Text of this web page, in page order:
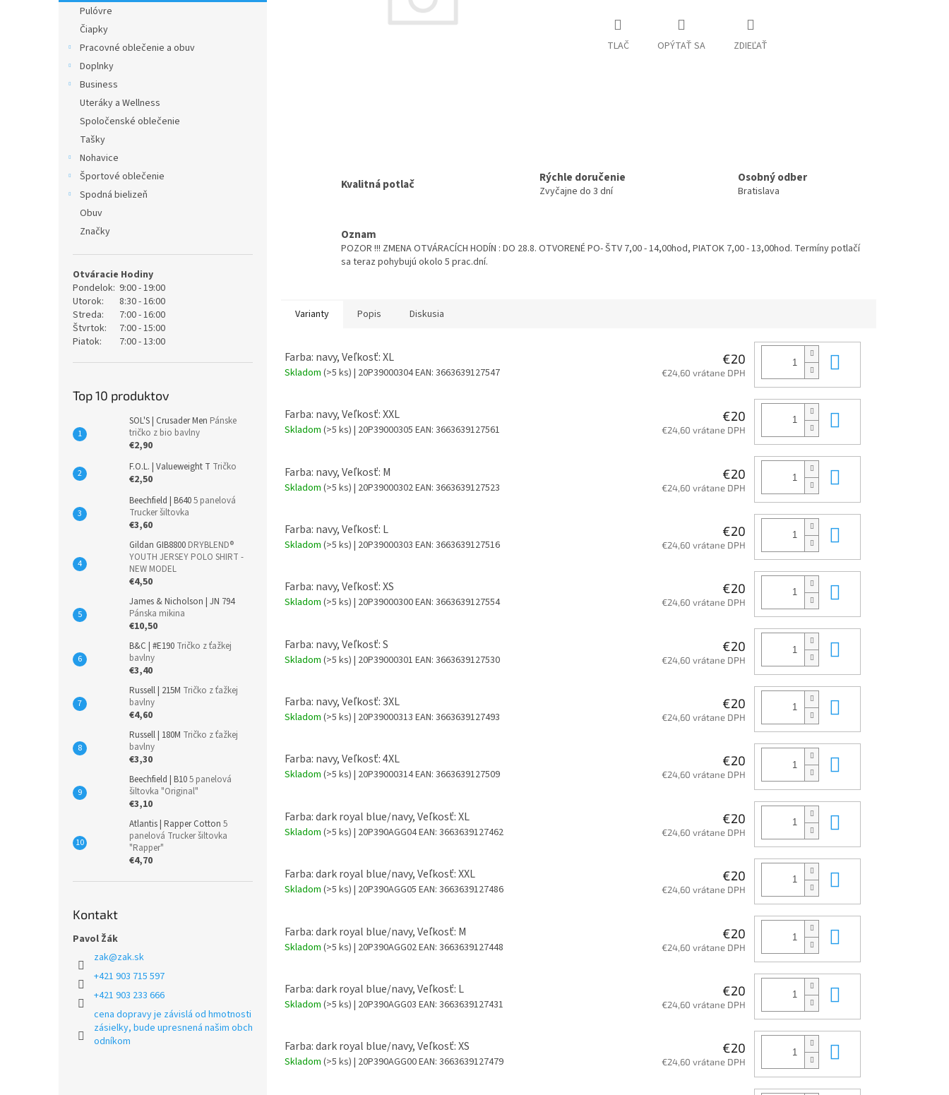
Pulóvre
Čiapky
Pracovné oblečenie a obuv
Doplnky
Business
Uteráky a Wellness
Spoločenské oblečenie
Tašky
Nohavice
Športové oblečenie
Spodná bielizeň
Obuv
Značky
Otváracie Hodiny
Pondelok: 9:00 - 19:00
Utorok:
8:30 - 16:00
Streda:
7:00 - 16:00
Štvrtok:
7:00 - 15:00
Piatok:
7:00 - 13:00
Top 10 produktov
SOL'S | Crusader Men Pánske
tričko z bio bavlny
€2,90
F.O.L. | Valueweight T Tričko
€2,50
Beechfield | B6405 panelová
Trucker šiltovka
€3,60
Gildan GIB8800 DRYBLEND®
YOUTH JERSEY POLO SHIRT -
NEW MODEL
€4,50
James & Nicholson | JN 794
Pánska mikina
€10,50
B&C | #E190 Tričko z ťažkej
bavlny
€3,40
Russell | 215M Tričko z ťažkej
bavlny
€4,60
Russell | 180M Tričko z ťažkej
bavlny
€3,30
Beechfield | B105 panelová
šiltovka "Original"
€3,10
Atlantis | Rapper Cotton 5
panelová Trucker šiltovka
"Rapper"
€4,70
Kontakt
Pavol Žák
zak@zak.sk
+421 903 715 597
+421 903 233 666
cena dopravy je závislá od hmotnosti
zásielky, bude upresnená našim obch
odníkom
TLAČ OPÝTAŤ SA ZDIEĽAŤ
Kvalitná potlač Rýchle doručenie
Zvyčajne do 3 dní
Osobný odber
Bratislava
Oznam
POZOR !!! ZMENA OTVÁRACÍCH HODÍN : DO 28.8. OTVORENÉ PO- ŠTV 7,00 - 14,00hod, PIATOK 7,00 - 13,00hod. Termíny potlačí
sa teraz pohybujú okolo 5 prac.dní.
Varianty Popis Diskusia
Farba: navy, Veľkosť: XL
Skladom (>5 ks) | 20P39000304EAN: 3663639127547
€20
€24,60 vrátane DPH
Farba: navy, Veľkosť: XXL
Skladom (>5 ks) | 20P39000305 EAN: 3663639127561
€20
€24,60 vrátane DPH
Farba: navy, Veľkosť: M
Skladom (>5 ks) | 20P39000302EAN: 3663639127523
€20
€24,60 vrátane DPH
Farba: navy, Veľkosť: L
Skladom (>5 ks) | 20P39000303 EAN: 3663639127516
€20
€24,60 vrátane DPH
Farba: navy, Veľkosť: XS
Skladom (>5 ks) | 20P39000300EAN: 3663639127554
€20
€24,60 vrátane DPH
Farba: navy, Veľkosť: S
Skladom (>5 ks) | 20P39000301 EAN: 3663639127530
€20
€24,60 vrátane DPH
Farba: navy, Veľkosť: 3XL
Skladom (>5 ks) | 20P39000313 EAN: 3663639127493
€20
€24,60 vrátane DPH
Farba: navy, Veľkosť: 4XL
Skladom (>5 ks) | 20P39000314EAN: 3663639127509
€20
€24,60 vrátane DPH
Farba: dark royal blue/navy, Veľkosť: XL
Skladom (>5 ks) | 20P390AGG04EAN: 3663639127462
€20
€24,60 vrátane DPH
Farba: dark royal blue/navy, Veľkosť: XXL
Skladom (>5 ks) | 20P390AGG05 EAN: 3663639127486
€20
€24,60 vrátane DPH
Farba: dark royal blue/navy, Veľkosť: M
Skladom (>5 ks) | 20P390AGG02EAN: 3663639127448
€20
€24,60 vrátane DPH
Farba: dark royal blue/navy, Veľkosť: L
Skladom (>5 ks) | 20P390AGG03 EAN: 3663639127431
€20
€24,60 vrátane DPH
Farba: dark royal blue/navy, Veľkosť: XS
Skladom (>5 ks) | 20P390AGG00EAN: 3663639127479
€20
€24,60 vrátane DPH